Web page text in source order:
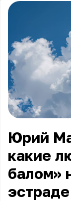
Юрий
какие
балом»
эстраде